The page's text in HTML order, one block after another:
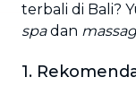
terbali di Bali?
spadan
1.